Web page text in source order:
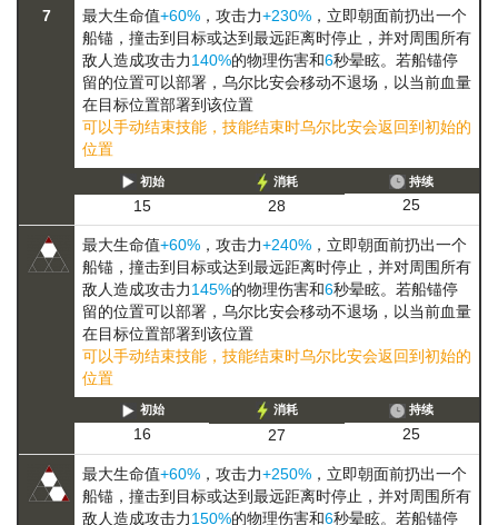
7 最大生命值+60% ，攻击力+230% ，立即朝面前扔出一个
船锚，撞击到目标或达到最远距离时停止，并对周围所有
敌人造成攻击力140%的物理伤害和6秒晕眩。若船锚停
留的位置可以部署，乌尔比安会移动不退场，以当前血量
在目标位置部署到该位置
可以手动结束技能，技能结束时乌尔比安会返回到初始的
位置
初始
15
消耗
28
持续
25
最大生命值+60% ，攻击力+240% ，立即朝面前扔出一个
船锚，撞击到目标或达到最远距离时停止，并对周围所有
敌人造成攻击力145%的物理伤害和6秒晕眩。若船锚停
留的位置可以部署，乌尔比安会移动不退场，以当前血量
在目标位置部署到该位置
可以手动结束技能，技能结束时乌尔比安会返回到初始的
位置
初始
16
消耗
27
持续
25
最大生命值+60% ，攻击力+250% ，立即朝面前扔出一个
船锚，撞击到目标或达到最远距离时停止，并对周围所有
敌人造成攻击力150%的物理伤害和6秒晕眩。若船锚停